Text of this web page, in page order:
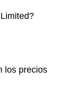
los precios